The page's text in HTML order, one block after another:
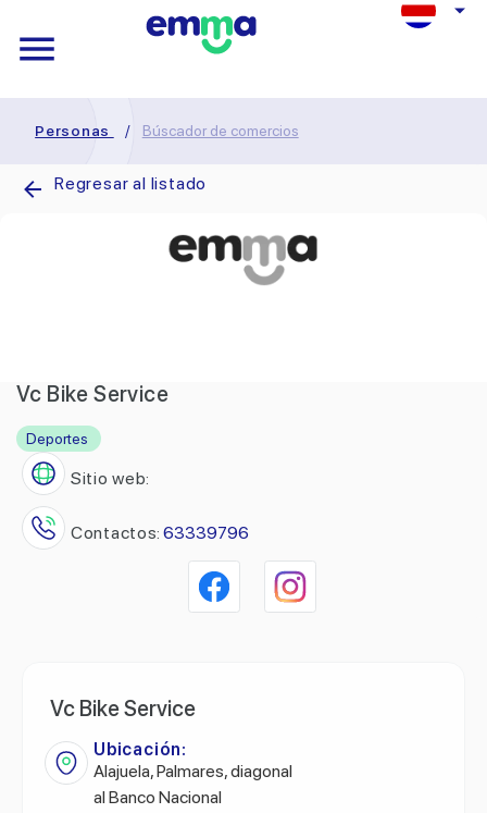
Personas / Búscador de comercios
Regresar al listado
Vc Bike Service
Deportes
Sitio web:
Contactos: 63339796
Vc Bike Service
Ubicación:
Alajuela, Palmares, diagonal
al Banco Nacional